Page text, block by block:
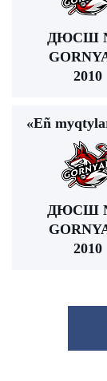
ДЮСШ
2010
«Eñ
ДЮСШ
2010